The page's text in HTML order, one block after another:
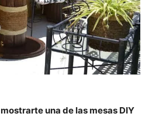
mostrarte una de las mesas DIY